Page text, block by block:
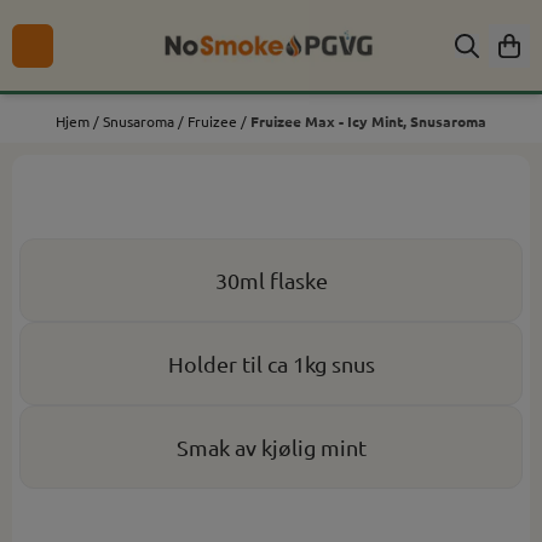
Hopp til innhold
Hjem /Snusaroma / Fruizee / Fruizee Max - Icy Mint, Snusaroma
30ml flaske
Holder til ca 1kg snus
Smak av kjølig mint